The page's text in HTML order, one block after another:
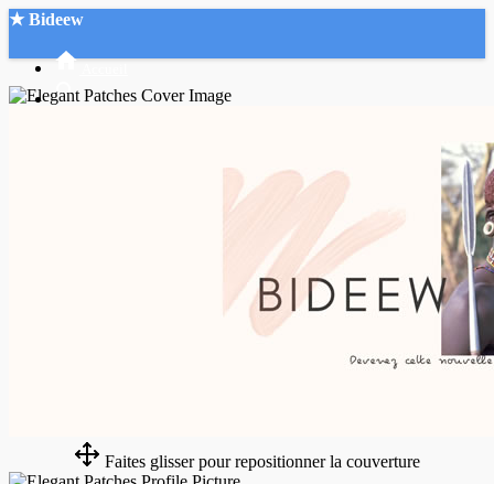
★ Bideew
Faites glisser pour repositionner la couverture